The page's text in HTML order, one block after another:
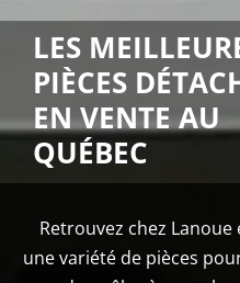
LES
PIÈCES
EN VENTE AU
QUÉBEC
Retrouvez chez Lanoue
une variété de pièces